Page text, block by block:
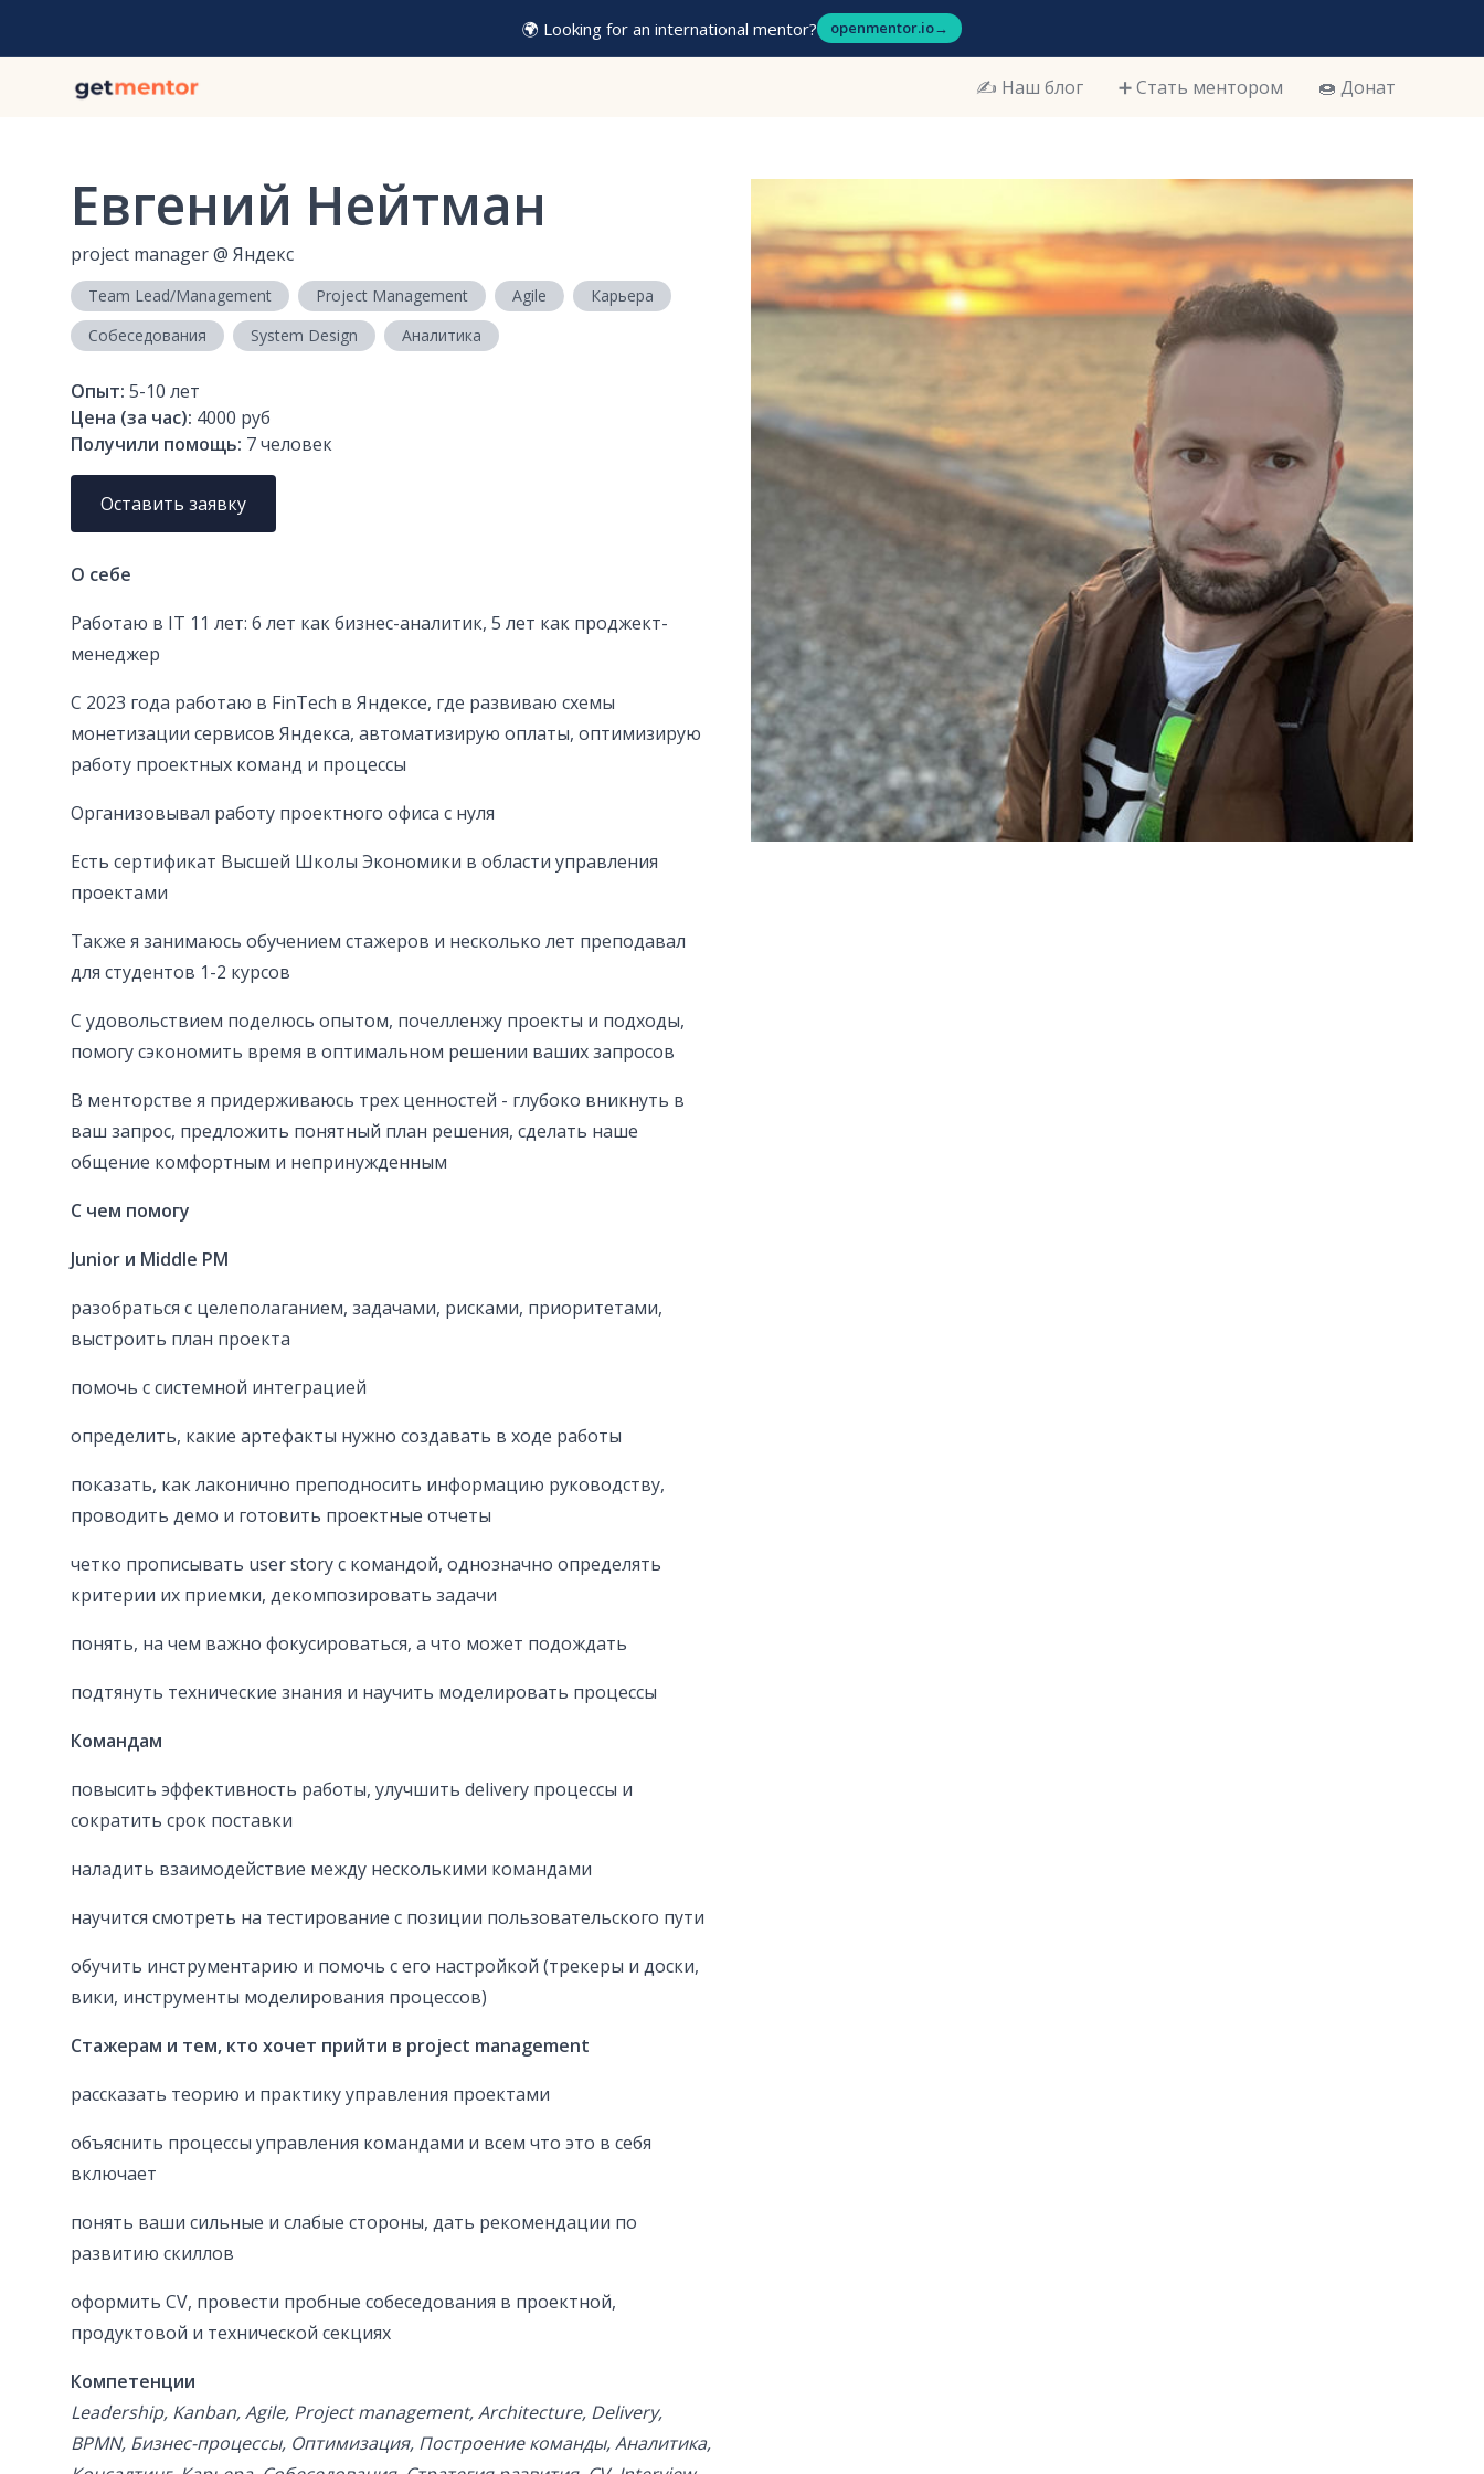
🌍 Looking for an international mentor? openmentor.io→
✍️ Наш блог ➕ Стать ментором 🍩 Донат
Евгений Нейтман
project manager@ Яндекс
Team Lead/Management Project Management Agile
Карьера
Собеседования
System Design Аналитика
Опыт: 5-10 лет
Цена (за час): 4000 руб
Получили помощь: 7человек
Оставить заявку
О себе
Работаю в IT 11 лет: 6 лет как бизнес-аналитик, 5 лет как проджект-
менеджер
С 2023 года работаю в FinTech в Яндексе, где развиваю схемы
монетизации сервисов Яндекса, автоматизирую оплаты, оптимизирую
работу проектных команд и процессы
Организовывал работу проектного офиса с нуля
Есть сертификат Высшей Школы Экономики в области управления
проектами
Также я занимаюсь обучением стажеров и несколько лет преподавал
для студентов 1-2 курсов
С удовольствием поделюсь опытом, почелленжу проекты и подходы,
помогу сэкономить время в оптимальном решении ваших запросов
В менторстве я придерживаюсь трех ценностей - глубоко вникнуть в
ваш запрос, предложить понятный план решения, сделать наше
общение комфортным и непринужденным
С чем помогу
Junior и Middle PM
разобраться с целеполаганием, задачами, рисками, приоритетами,
выстроить план проекта
помочь с системной интеграцией
определить, какие артефакты нужно создавать в ходе работы
показать, как лаконично преподносить информацию руководству,
проводить демо и готовить проектные отчеты
четко прописывать user story с командой, однозначно определять
критерии их приемки, декомпозировать задачи
понять, на чем важно фокусироваться, а что может подождать
подтянуть технические знания и научить моделировать процессы
Командам
повысить эффективность работы, улучшить delivery процессы и
сократить срок поставки
наладить взаимодействие между несколькими командами
научится смотреть на тестирование с позиции пользовательского пути
обучить инструментарию и помочь с его настройкой (трекеры и доски,
вики, инструменты моделирования процессов)
Стажерам и тем, кто хочет прийти в project management
рассказать теорию и практику управления проектами
объяснить процессы управления командами и всем что это в себя
включает
понять ваши сильные и слабые стороны, дать рекомендации по
развитию скиллов
оформить CV, провести пробные собеседования в проектной,
продуктовой и технической секциях
Компетенции
Leadership, Kanban, Agile, Project management, Architecture, Delivery,
BPMN, Бизнес-процессы, Оптимизация, Построение команды, Аналитика,